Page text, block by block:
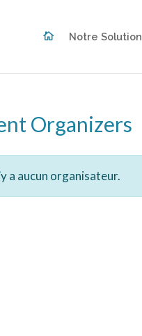
 Notre Solution
Organizers
a aucun organisateur.